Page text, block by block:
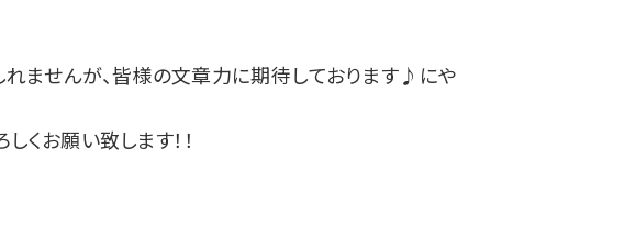
ませんが、皆様の文章力に期待しております♪にや
くお願い致します！！